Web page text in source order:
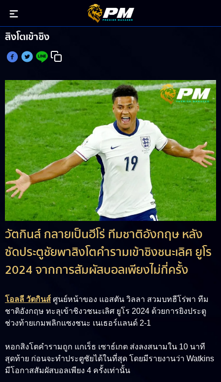
วัตกินส์ สัมผัสบอลเพียง 4 ครั้ง ก่อนสวมบทฮีโร่พา
สิงโตเข้าชิง
วัตกินส์ กลายเป็นฮีโร่ ทีมชาติอังกฤษ หลัง
ซัดประตูชัยพาสิงโตคำรามเข้าชิงชนะเลิศ ยูโร
2024 จากการสัมผัสบอลเพียงไม่กี่ครั้ง
โอลลี วัตกินส์ ศูนย์หน้าของ แอสตัน วิลลา สวมบทฮีโร่พา ทีม
ชาติอังกฤษ ทะลุเข้าชิงวชนะเลิศ ยูโร 2024 ด้วยการยิงประตู
ช่วงท้ายเกมพลิกแซงชนะ เนเธอร์แลนด์ 2-1
หอกสิงโตคำรามถูก แกเร็ธ เซาธ์เกต ส่งลงสนามใน 10 นาที
สุดท้าย ก่อนจะทำประตูชัยได้ในที่สุด โดยมีรายงานว่า Watkins
มีโอกาสสัมผัสบอลเพียง 4 ครั้งเท่านั้น